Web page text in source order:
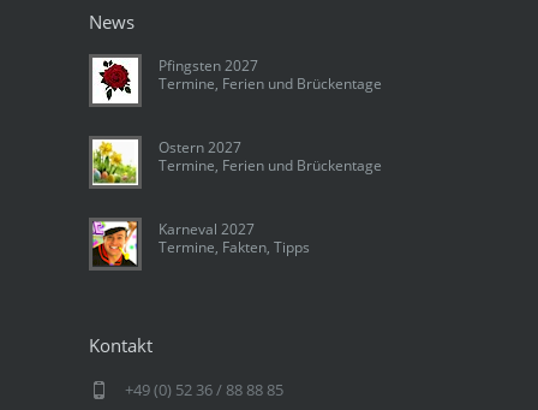
News
Pfingsten 2027
Termine, Ferien und Brückentage
Ostern 2027
Termine, Ferien und Brückentage
Karneval 2027
Termine, Fakten, Tipps
Kontakt
+49 (0) 52 36 / 88 88 85